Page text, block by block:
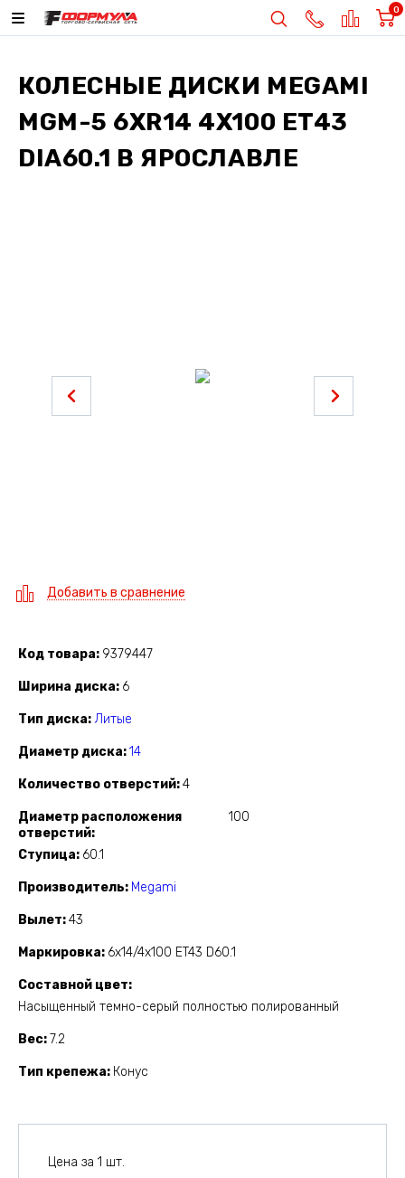
0
КОЛЕСНЫЕ ДИСКИ MEGAMI
MGM-5 6XR14 4X100 ET43
DIA60.1 В ЯРОСЛАВЛЕ
Добавить в сравнение
Код товара 9379447
Ширина диска 6
Тип диска Литые
Диаметр диска 14
Количество отверстий 4
Диаметр расположения
отверстий
100
Ступица 60.1
Производитель Megami
Вылет 43
Маркировка 6x14/4x100 ET43 D60.1
Составной цвет
Насыщенный темно-серый полностью полированный
Вес 7.2
Тип крепежа Конус
Цена за 1 шт.